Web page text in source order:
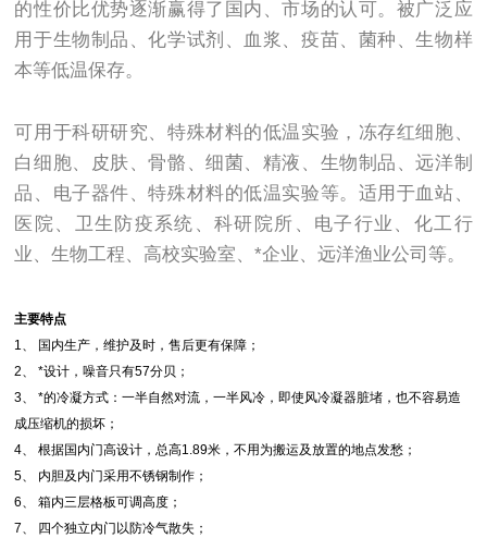
的性价比优势逐渐赢得了国内、市场的认可。被广泛应
用于生物制品、化学试剂、血浆、疫苗、菌种、生物样
本等低温保存。
可用于科研研究、特殊材料的低温实验，冻存红细胞、
白细胞、皮肤、骨骼、细菌、精液、生物制品、远洋制
品、电子器件、特殊材料的低温实验等。适用于血站、
医院、卫生防疫系统、科研院所、电子行业、化工行
业、生物工程、高校实验室、*企业、远洋渔业公司等。
主要特点
1、 国内生产，维护及时，售后更有保障；
2、 *设计，噪音只有57分贝；
3、 *的冷凝方式：一半自然对流，一半风冷，即使风冷凝器脏堵，也不容易造
成压缩机的损坏；
4、 根据国内门高设计，总高1.89米，不用为搬运及放置的地点发愁；
5、 内胆及内门采用不锈钢制作；
6、 箱内三层格板可调高度；
7、 四个独立内门以防冷气散失；